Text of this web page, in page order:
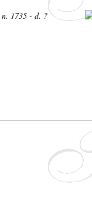
n. 1735 - d. ?